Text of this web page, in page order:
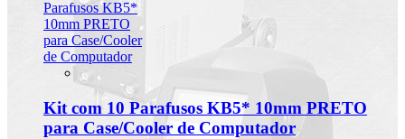
Kit com 10 Parafusos KB5* 10mm PRETO
para Case/Cooler de Computador